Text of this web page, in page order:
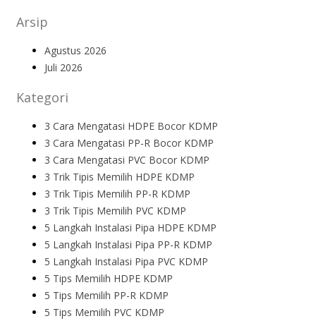
Arsip
Agustus 2026
Juli 2026
Kategori
3 Cara Mengatasi HDPE Bocor KDMP
3 Cara Mengatasi PP-R Bocor KDMP
3 Cara Mengatasi PVC Bocor KDMP
3 Trik Tipis Memilih HDPE KDMP
3 Trik Tipis Memilih PP-R KDMP
3 Trik Tipis Memilih PVC KDMP
5 Langkah Instalasi Pipa HDPE KDMP
5 Langkah Instalasi Pipa PP-R KDMP
5 Langkah Instalasi Pipa PVC KDMP
5 Tips Memilih HDPE KDMP
5 Tips Memilih PP-R KDMP
5 Tips Memilih PVC KDMP